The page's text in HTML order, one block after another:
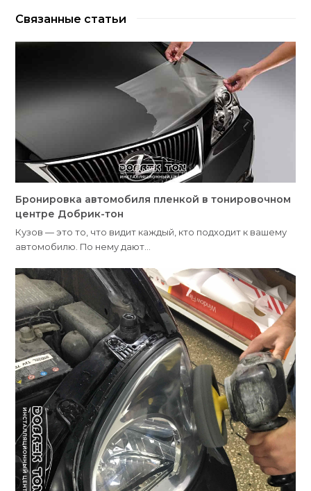
Связанные статьи
Бронировка автомобиля пленкой в тонировочном
центре Добрик-тон
Кузов — это то, что видит каждый, кто подходит к вашему
автомобилю. По нему дают…